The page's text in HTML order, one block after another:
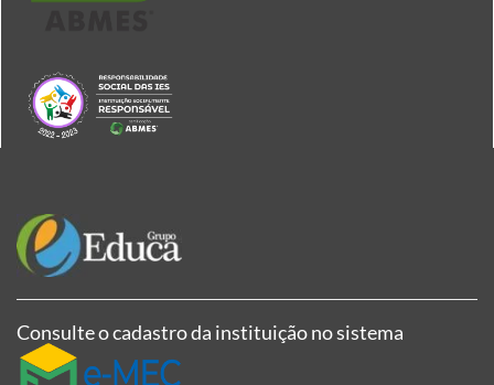
Consulte o cadastro da instituição no sistema